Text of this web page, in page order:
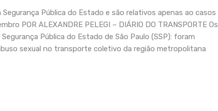
Pública do Estado e são relativos apenas ao casos
POR ALEXANDRE PELEGI – DIÁRIO DO TRANSPORTE Os
Pública do Estado de São Paulo (SSP): foram
sexual no transporte coletivo da região metropolitana